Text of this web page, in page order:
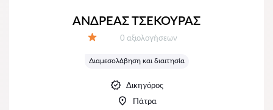
ΑΝΔΡΕΑΣ ΤΣΕΚΟΥΡΑΣ
Αξιολογήσεις:
0 αξιολογήσεων
Διαμεσολάβηση και διαιτησία
Δικηγόρος
Πάτρα